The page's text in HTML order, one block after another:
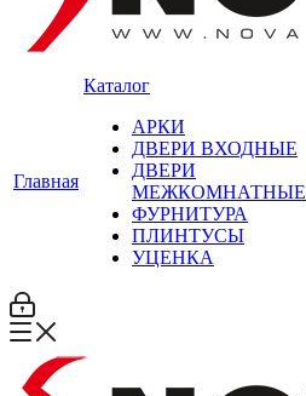
Главная
Каталог
АРКИ
ДВЕРИ ВХОДНЫЕ
ДВЕРИ
МЕЖКОМНАТНЫЕ
ФУРНИТУРА
ПЛИНТУСЫ
УЦЕНКА